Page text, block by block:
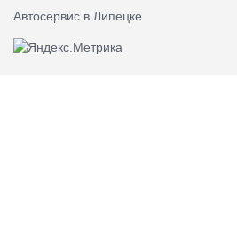
Автосервис в Липецке